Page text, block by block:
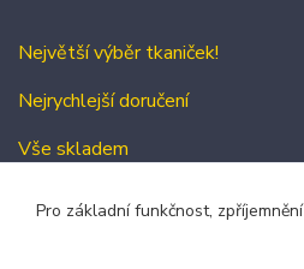
Největší výběr tkaniček!
Nejrychlejší doručení
Vše skladem
Pro základní funkčnost,